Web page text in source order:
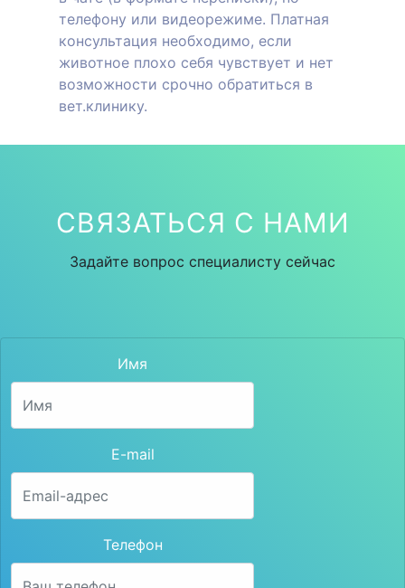
телефону или видеорежиме. Платная
консультация необходимо, если
животное плохо себя чувствует и нет
возможности срочно обратиться в
вет.клинику.
СВЯЗАТЬСЯ С НАМИ
Задайте вопрос специалисту сейчас
Имя
E-mail
Телефон